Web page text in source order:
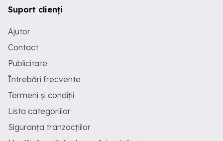
Suport clienți
Ajutor
Contact
Publicitate
Întrebări frecvente
Termeni și condiții
Lista categoriilor
Siguranța tranzacțiilor